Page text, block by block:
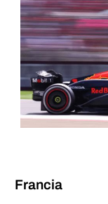
Francia